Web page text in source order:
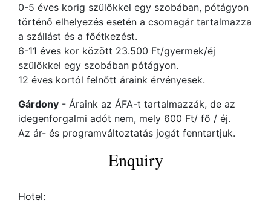
0-5 éves korig szülőkkel egy szobában, pótágyon
történő elhelyezés esetén a csomagár tartalmazza
a szállást és a főétkezést.
6-11 éves kor között 23.500 Ft/gyermek/éj
szülőkkel egy szobában pótágyon.
12 éves kortól felnőtt áraink érvényesek.
Gárdony - Áraink az ÁFA-t tartalmazzák, de az
idegenforgalmi adót nem, mely 600 Ft/ fő / éj.
Az ár- és programváltoztatás jogát fenntartjuk.
Enquiry
Hotel: